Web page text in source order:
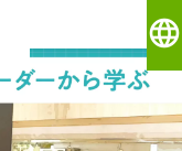
language